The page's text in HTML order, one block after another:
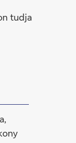
tudja